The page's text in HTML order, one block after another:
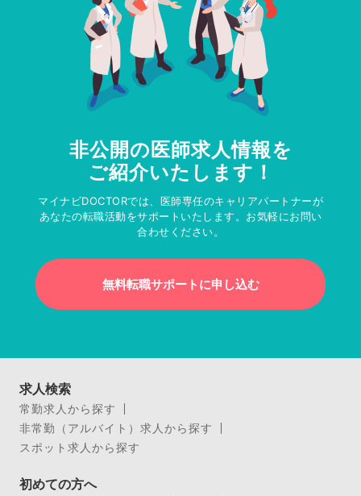
非公開の医師求人情報を
ご紹介いたします！
マイナビDOCTORでは、医師専任のキャリアパートナーが
あなたの転職活動をサポートいたします。お気軽にお問い
合わせください。
無料転職サポートに申し込む
求人検索
常勤求人から探す
非常勤（アルバイト）求人から探す
スポット求人から探す
初めての方へ